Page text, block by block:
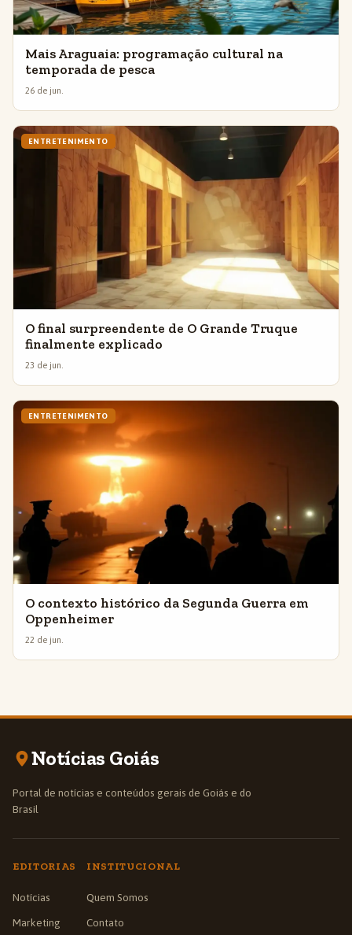
Mais Araguaia: programação cultural na
temporada de pesca
26 de jun.
ENTRETENIMENTO
O final surpreendente de O Grande Truque
finalmente explicado
23 de jun.
ENTRETENIMENTO
O contexto histórico da Segunda Guerra em
Oppenheimer
22 de jun.
Notícias Goiás
Portal de notícias e conteúdos gerais de Goiás e do
Brasil
EDITORIAS
Notícias
Marketing
INSTITUCIONAL
Quem Somos
Contato